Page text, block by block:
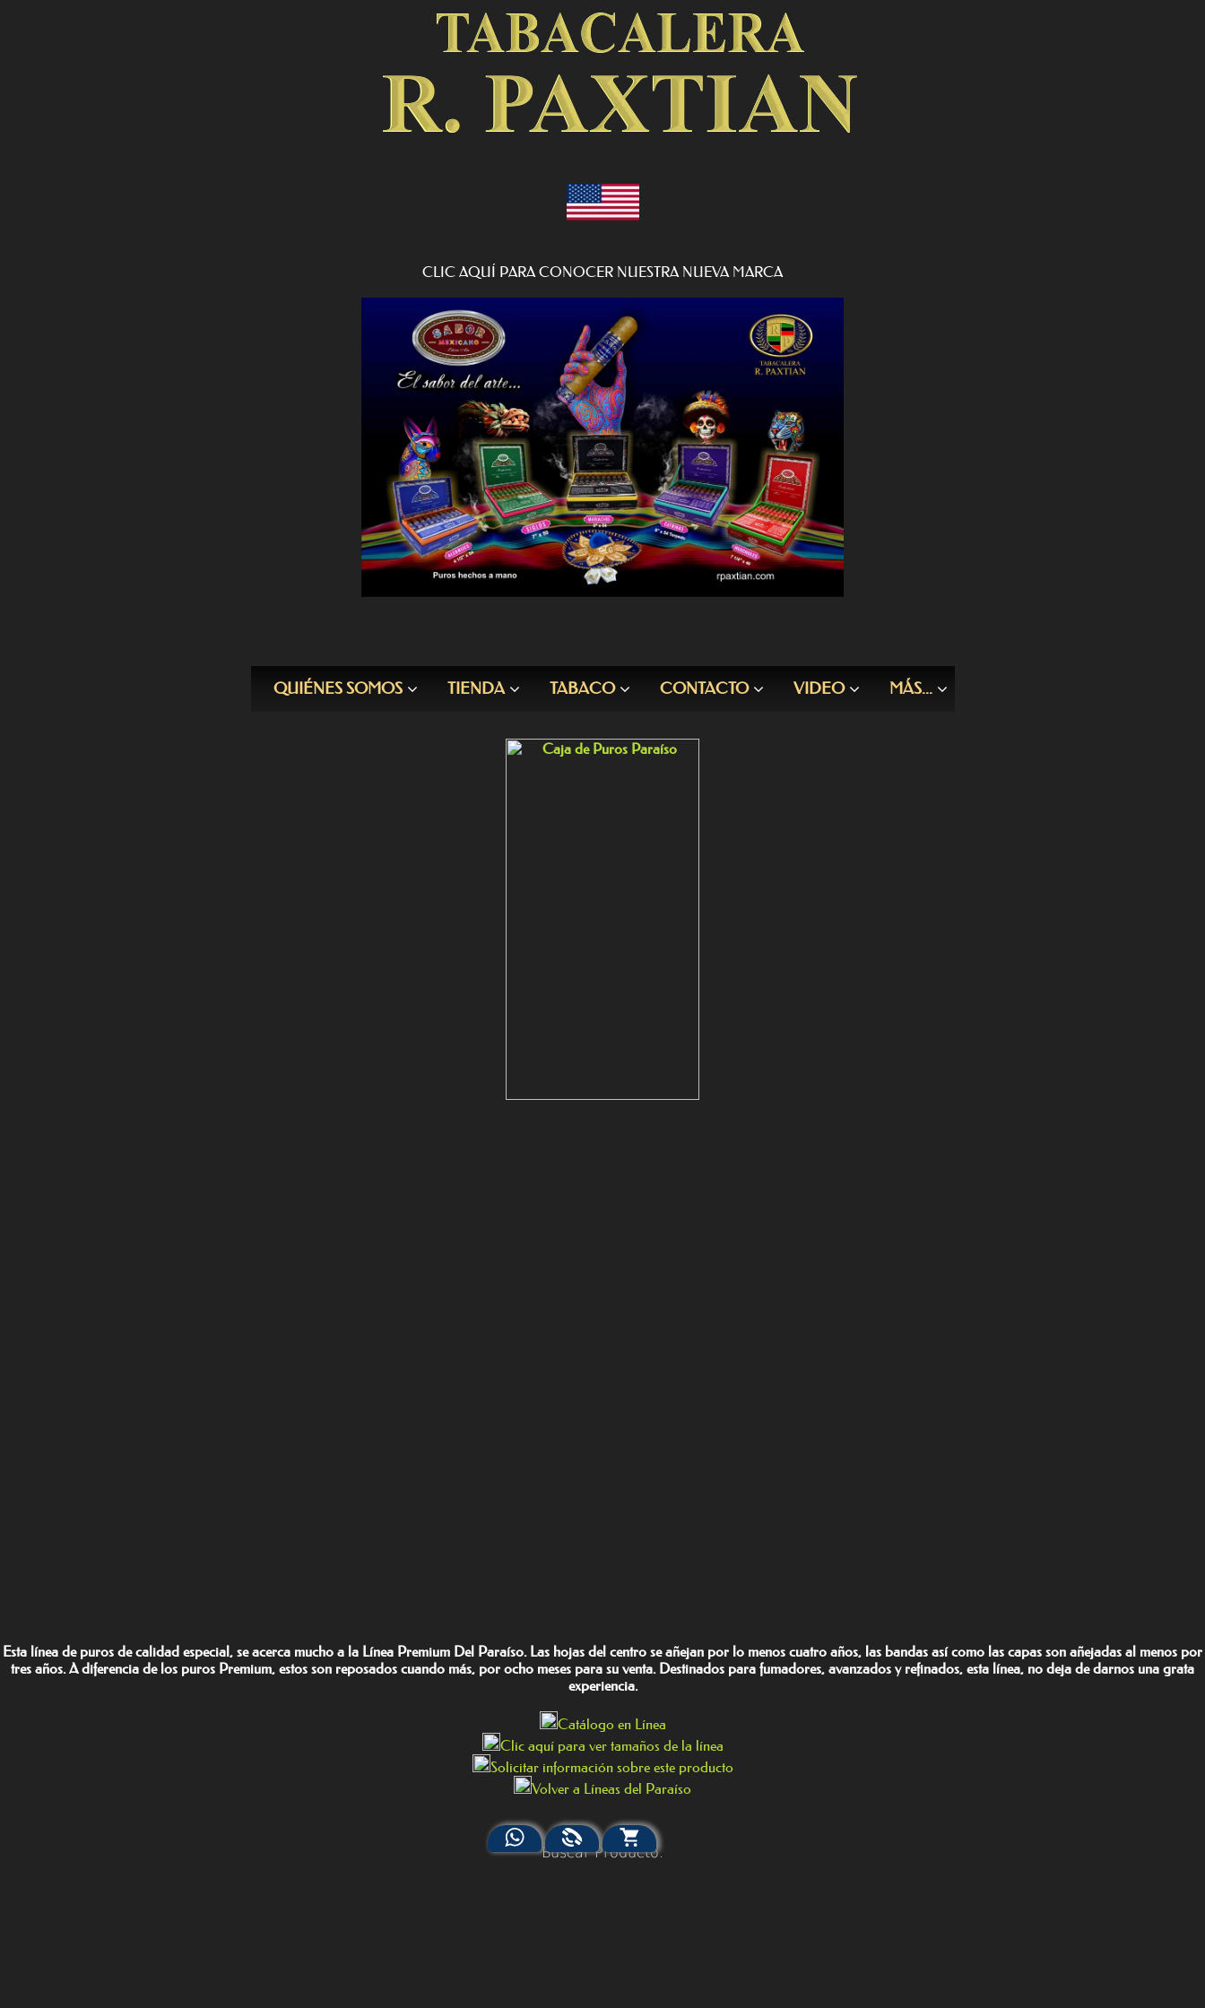
CLIC AQUÍ PARA CONOCER NUESTRA NUEVA MARCA
QUIÉNES SOMOS TIENDA TABACO CONTACTO VIDEO MÁS...
Esta línea de puros de calidad especial, se acerca mucho a la Línea Premium Del Paraíso. Las hojas del centro se añejan por lo menos cuatro años, las bandas así como las capas son añejadas al menos por
tres años. A diferencia de los puros Premium, estos son reposados cuando más, por ocho meses para su venta. Destinados para fumadores, avanzados y refinados, esta línea, no deja de darnos una grata
experiencia.
Catálogo en Línea
Clic aquí para ver tamaños de la línea
Solicitar información sobre este producto
Volver a Líneas del Paraíso
Buscar Producto.